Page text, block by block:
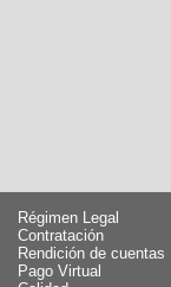
Régimen Legal
Contratación
Rendición de cuentas
Pago Virtual